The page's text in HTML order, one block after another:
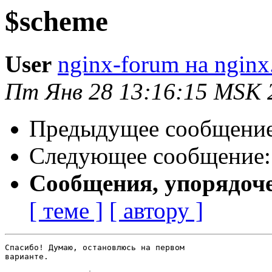
$scheme
User nginx-forum на
Пт Янв 28 13:16:15 MSK
Предыдущее
Следующее
Сообщения,
[ теме ] [ автору ]
Спасибо! Думаю, остановлюсь на первом
варианте.